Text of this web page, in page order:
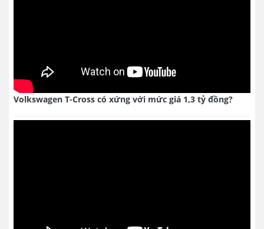
Volkswagen T-Cross có xứng với mức giá 1,3 tỷ đồng?